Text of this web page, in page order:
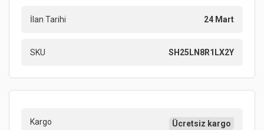
İlan Tarihi 24 Mart
SKU SH25LN8R1LX2Y
Kargo Ücretsiz kargo